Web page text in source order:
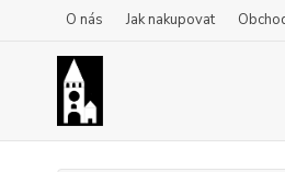
O nás Jak nakupovat